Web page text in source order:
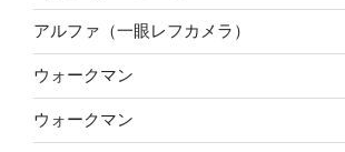
アルファ（一眼レフカメラ）
ウォークマン
ウォークマン